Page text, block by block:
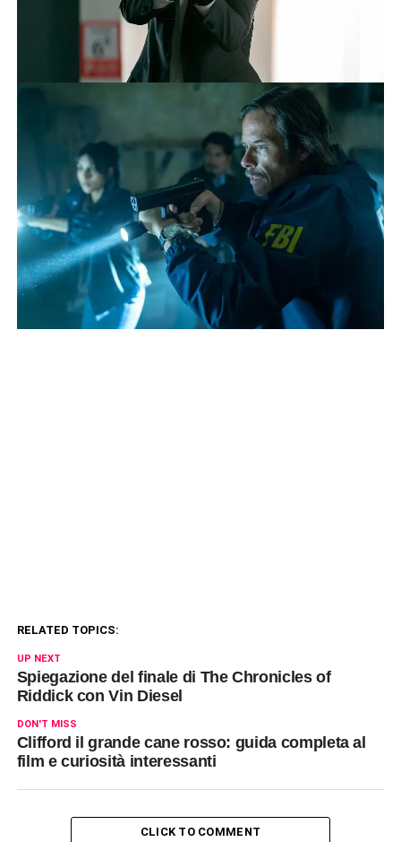
RELATED TOPICS:
UP NEXT
Spiegazione del finale di The Chronicles of
Riddick con Vin Diesel
DON'T MISS
Clifford il grande cane rosso: guida completa al
film e curiosità interessanti
CLICK TO COMMENT